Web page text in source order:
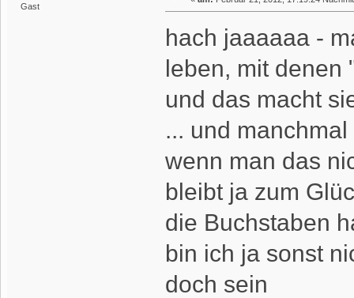
Gast
hach jaaaaaa -
leben, mit denen
und das macht
... und
wenn man das
bleibt ja zum
die Buchstaben
bin ich ja sonst
doch sein